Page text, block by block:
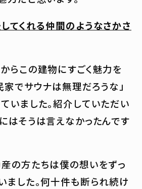
てくれる仲間のようなさかさ
らこの建物にすごく魅力を
家でサウナは無理だろうな」
いました。紹介していただい
はそうは言えなかったんです
の方たちは僕の想いをずっ
ました。何十件も断られ続け